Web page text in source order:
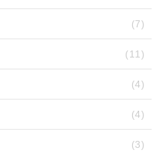
(7)
(11)
(4)
(4)
(3)